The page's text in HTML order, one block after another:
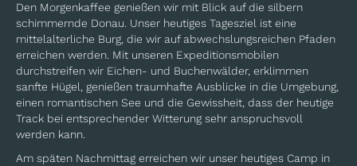
Den Morgenkaffee genießen wir mit Blick auf die silbern
schimmernde Donau. Unser heutiges Tagesziel ist eine
mittelalterliche Burg, die wir auf abwechslungsreichen Pfaden
erreichen werden. Mit unseren Expeditionsmobilen
durchstreifen wir Eichen- und Buchenwälder, erklimmen
sanfte Hügel, genießen traumhafte Ausblicke in die Umgebung,
einen romantischen See und die Gewissheit, dass der heutige
Track bei entsprechender Witterung sehr anspruchsvoll
werden kann.
Am späten Nachmittag erreichen wir unser heutiges Camp in